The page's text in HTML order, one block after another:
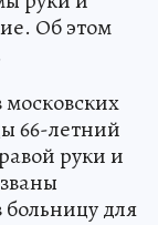
Об этом
66-летний
руки и
для